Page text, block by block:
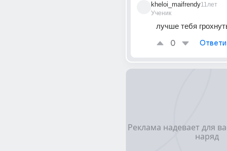
kheloi_maifrendy
Ученик
11лет
лучше тебя
0